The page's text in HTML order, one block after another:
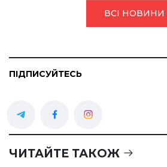
ВСІ НОВИНИ
ПІДПИСУЙТЕСЬ
ЧИТАЙТЕ ТАКОЖ